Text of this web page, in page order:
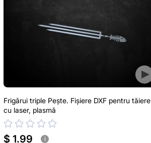
Frigărui triple Pește. Fișiere DXF pentru tăiere
cu laser, plasmă
$ 1.99 i